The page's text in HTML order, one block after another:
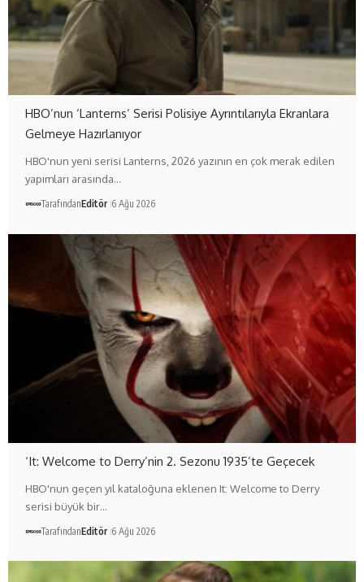
HBO’nun ‘Lanterns’ Serisi Polisiye Ayrıntılarıyla Ekranlara
Gelmeye Hazırlanıyor
HBO'nun yeni serisi Lanterns, 2026 yazının en çok merak edilen
yapımları arasında…
TarafındanEditör 6 Ağu 2026
‘It: Welcome to Derry’nin 2. Sezonu 1935’te Geçecek
HBO'nun geçen yıl kataloğuna eklenen It: Welcome to Derry
serisi büyük bir…
TarafındanEditör 6 Ağu 2026